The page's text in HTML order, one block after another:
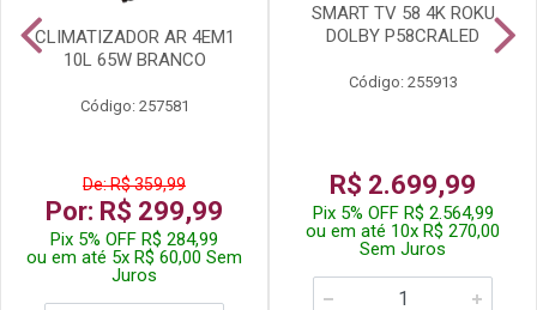
CLIMATIZADOR AR 4EM1
10L 65W BRANCO
Código: 257581
De: R$ 359,99
Por: R$ 299,99
Pix 5% OFF R$ 284,99
ou em até 5x R$ 60,00 Sem
Juros
SMART TV 58 4K ROKU
DOLBY P58CRALED
Código: 255913
R$ 2.699,99
Pix 5% OFF R$ 2.564,99
ou em até 10x R$ 270,00
Sem Juros